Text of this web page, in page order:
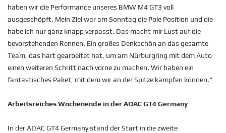
haben wir die Performance unseres BMW M4 GT3 voll
ausgeschöpft. Mein Ziel war am Sonntag die Pole Position und die
habe ich nur ganz knapp verpasst. Das macht mir Lust auf die
bevorstehenden Rennen. Ein großes Denkschön an das gesamte
Team, das hart gearbeitet hat, um am Nürburgring mit dem Auto
einen weiteren Schritt nach vorne zu machen. Wir haben ein
fantastisches Paket, mit dem wir an der Spitze kämpfen können."
Arbeitsreiches Wochenende in der ADAC GT4 Germany
In der ADAC GT4 Germany stand der Start in die zweite